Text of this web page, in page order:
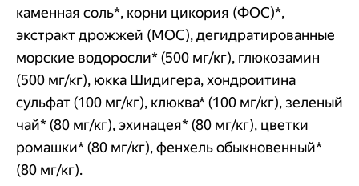
каменная соль*, корни цикория (ФОС)*,
экстракт дрожжей (МОС), дегидратированные
морские водоросли* (500 мг/кг), глюкозамин
(500 мг/кг), юкка Шидигера, хондроитина
сульфат (100 мг/кг), клюква* (100 мг/кг), зеленый
чай* (80 мг/кг), эхинацея* (80 мг/кг), цветки
ромашки* (80 мг/кг), фенхель обыкновенный*
(80 мг/кг).